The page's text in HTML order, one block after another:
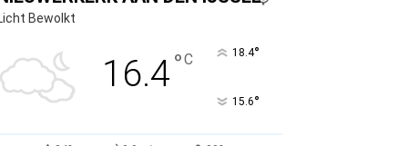
Bewolkt
16.4°C 18.4°
15.6°